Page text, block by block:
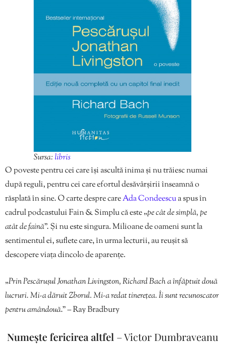
Sursa:libris
O poveste pentru cei care își ascultă inima și nu trăiesc numai
după reguli, pentru cei care efortul desăvârșirii înseamnă o
răsplată în sine. O carte despre careAda Condeescua spus în
cadrul podcastului Fain & Simplu că este „pe cât de simplă, pe
atât de faină”. Și nu este singura. Milioane de oameni sunt la
sentimentul ei, suflete care, în urma lecturii, au reușit să
descopere viața dincolo de aparențe.
„Prin Pescărușul Jonathan Livingston, Richard Bach a înfăptuit două
lucruri. Mi-a dăruit Zborul. Mi-a redat tinerețea. Îi sunt recunoscator
pentru amândouă.” – Ray Bradbury
Numește fericirea altfel – Victor Dumbraveanu